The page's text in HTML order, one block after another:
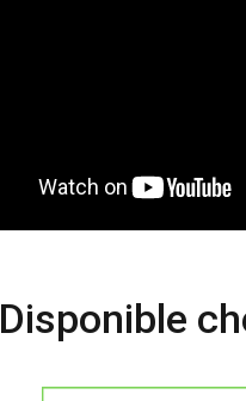
Disponible